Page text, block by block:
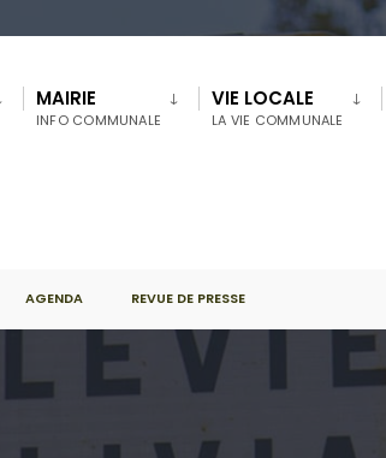
MAIRIE
INFO COMMUNALE
VIE LOCALE
LA VIE COMMUNALE
AGENDA REVUE DE PRESSE